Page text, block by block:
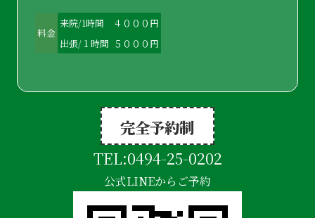
料金
来院/1時間
４０００円
出張/１時間 ５０００円
完全予約制
TEL:0494-25-0202
公式LINEからご予約